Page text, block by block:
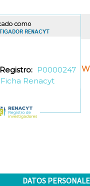
P0000247
Ficha Renacyt
DATOS